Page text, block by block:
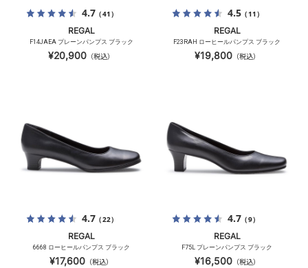
4.7（41）
REGAL
F14JAEA プレーンパンプス ブラック
¥20,900 （税込）
4.5（11）
REGAL
F23RAH ローヒールパンプス ブラック
¥19,800（税込）
4.7（22）
REGAL
6668 ローヒールパンプス ブラック
¥17,600 （税込）
4.7（9）
REGAL
F75L プレーンパンプス ブラック
¥16,500（税込）